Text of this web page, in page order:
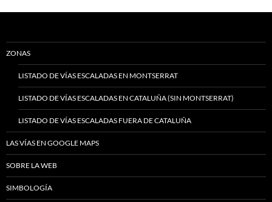
ZONAS
LISTADO DE VÍAS ESCALADAS EN MONTSERRAT
LISTADO DE VÍAS ESCALADAS EN CATALUÑA (SIN MONTSERRAT)
LISTADO DE VÍAS ESCALADAS FUERA DE CATALUÑA
LAS VÍAS EN GOOGLE MAPS
SOBRE LA WEB
SIMBOLOGÍA